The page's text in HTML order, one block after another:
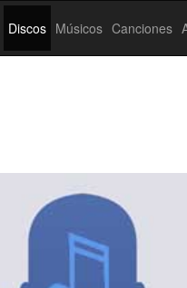
Discos Músicos Canciones